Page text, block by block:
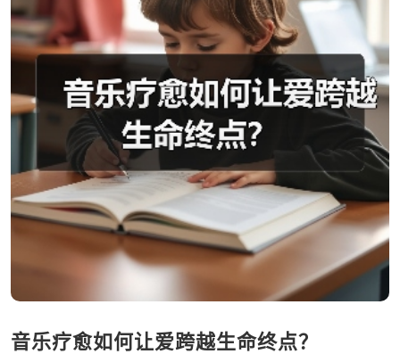
音乐疗愈如何让爱跨越生命终点？